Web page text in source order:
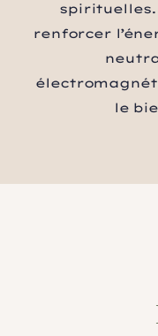
spirituelles.
renforcer
le